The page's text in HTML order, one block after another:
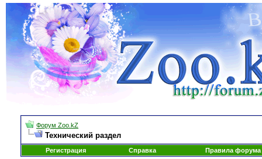
Форум Zoo.kZ
Технический раздел
Регистрация Справка Правила форума